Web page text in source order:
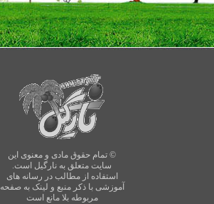
© تمام حقوق مادی و معنوی این
سایت متعلق به نارگیل است.
استفاده از مطالب در رسانه های
آموزشی با ذکر منبع و لینک به صفحه
مربوطه بلا مانع است